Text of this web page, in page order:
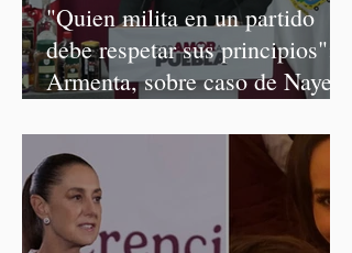
"Quien milita en un partido
debe respetar sus principios":
Armenta, sobre caso de Nayeli